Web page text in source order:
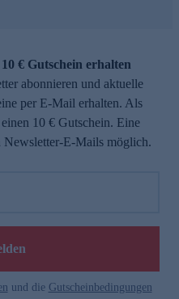
€ Gutschein erhalten
abonnieren und aktuelle
per E-Mail erhalten. Als
10 € Gutschein. Eine
E-Mails möglich.
und die Gutscheinbedingungen